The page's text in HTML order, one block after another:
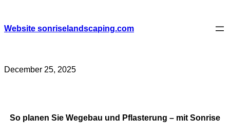
content
Website sonriselandscaping.com
December 25, 2025
So planen Sie Wegebau und Pflasterung – mit Sonrise